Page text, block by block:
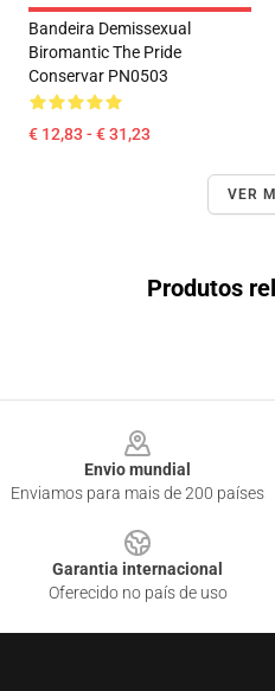
Bandeira Demissexual
Biromantic The Pride
Conservar PN0503
€ 12,83 - € 31,23
VER
Produtos
Envio mundial
Enviamos para mais de 200 países
Garantia internacional
Oferecido no país de uso